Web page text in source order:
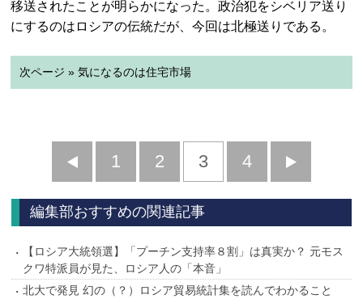
移送されたことが明らかになった。政治犯をシベリア送り
にするのはロシアの伝統だが、今回は北極送りである。
次ページ » 気になるのは住宅市場
前
へ
1 2 3 4
へ
編集部おすすめの関連記事
【ロシア大統領選】「プーチン支持率８割」は真実か？ 元モス
クワ特派員が見た、ロシア人の「本音」
北大で発見 幻の（？）ロシア貿易統計集を読んでわかること